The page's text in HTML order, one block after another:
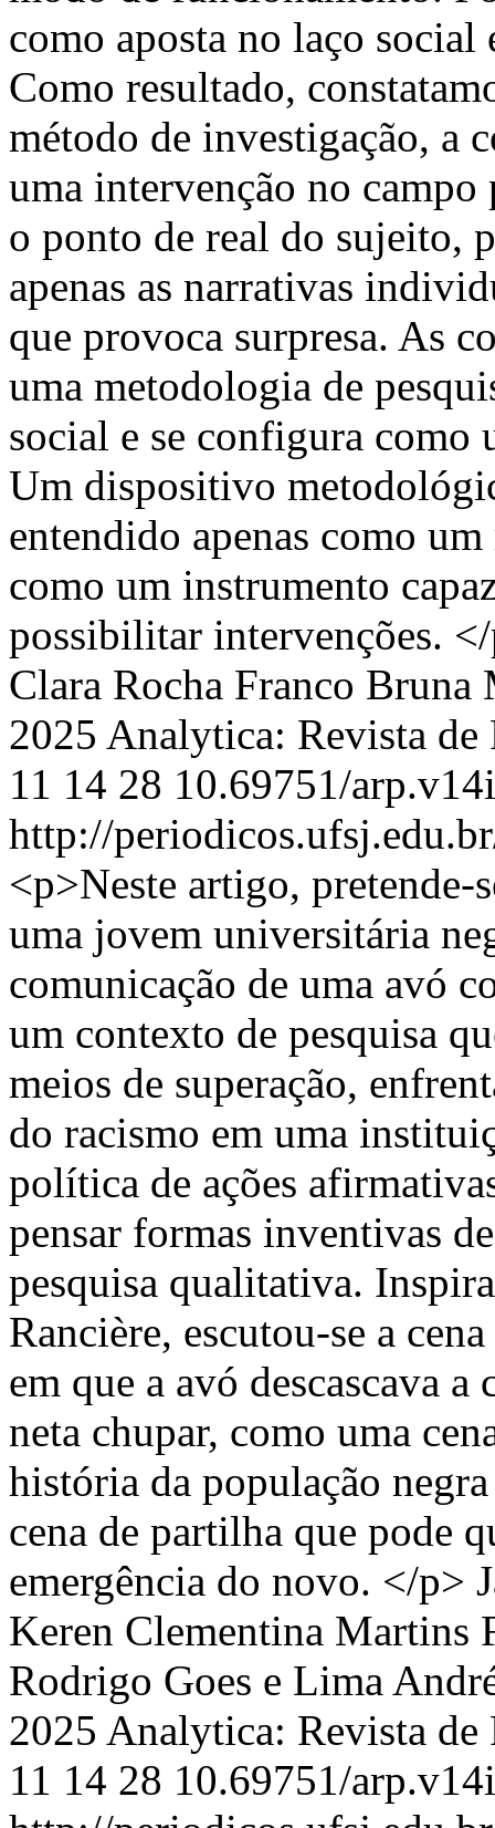
como aposta no laço
Como resultado,
método de investigação, a
uma intervenção no
o ponto de real do sujeito,
apenas as narrativas
que provoca surpresa. As
uma metodologia de
social e se configura como
Um dispositivo
entendido apenas como
como um instrumento
possibilitar intervenções.
Clara Rocha Franco Bruna
2025 Analytica: Revista de
11 14 28 10.69751/
http://
<p>Neste artigo, pretende-
uma jovem universitária
comunicação de uma avó
um contexto de pesquisa
meios de superação,
do racismo em uma
política de ações
pensar formas inventivas
pesquisa qualitativa.
Rancière, escutou-se a
em que a avó descascava a
neta chupar, como uma
história da população
cena de partilha que pode
emergência do novo. </p>
Keren Clementina Martins
Rodrigo Goes e Lima
2025 Analytica: Revista de
11 14 28 10.69751/